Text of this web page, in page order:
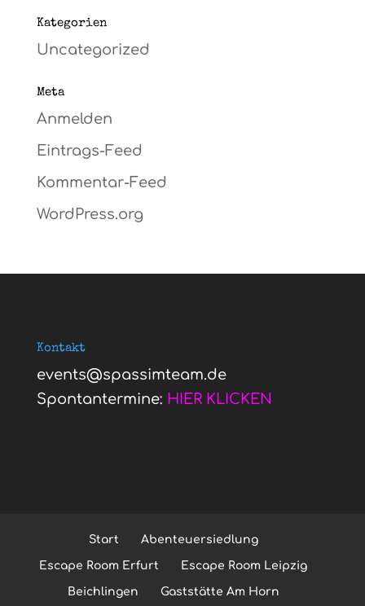
Kategorien
Uncategorized
Meta
Anmelden
Eintrags-Feed
Kommentar-Feed
WordPress.org
Kontakt
events@spassimteam.de
Spontantermine: HIER KLICKEN
Start Abenteuersiedlung
Escape Room Erfurt Escape Room Leipzig
Beichlingen Gaststätte Am Horn